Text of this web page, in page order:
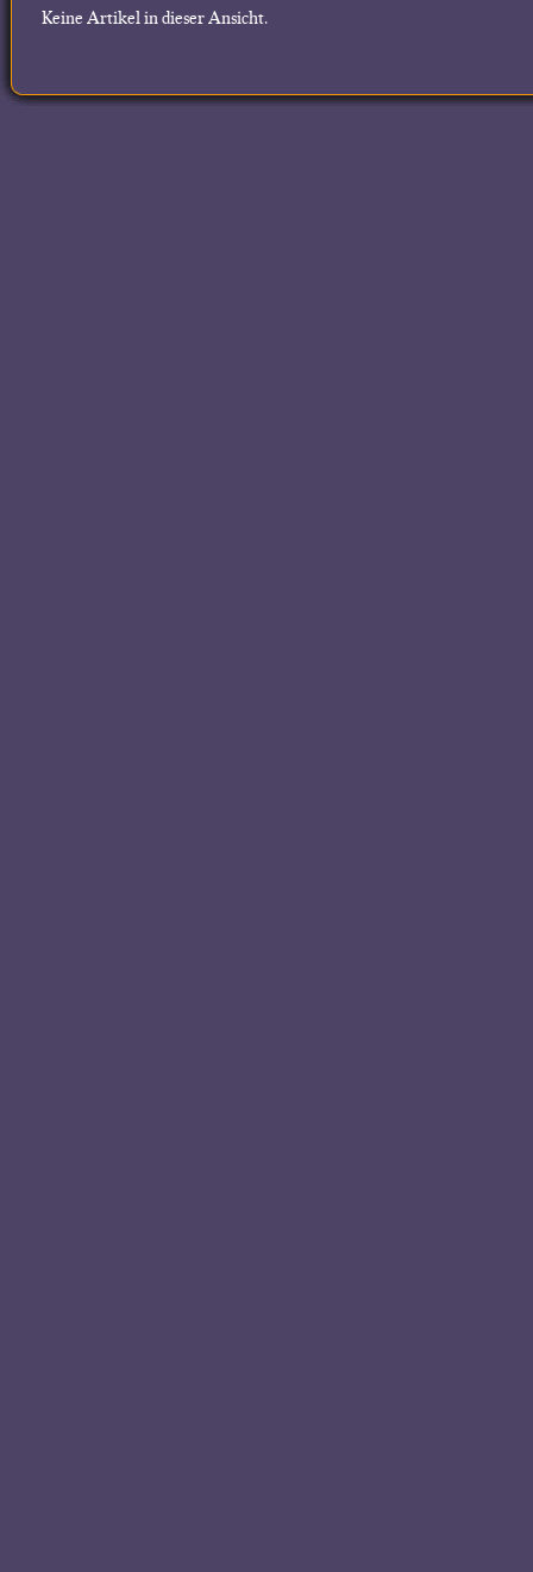
Keine Artikel in dieser Ansicht.